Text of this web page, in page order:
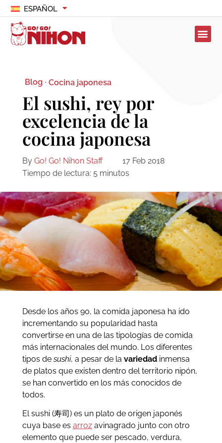
ESPAÑOL
Blog · Cocina japonesa
El sushi, rey por
excelencia de la
cocina japonesa
By Go! Go! Nihon Staff
17 Feb 2018
Tiempo de lectura: 5 minutos
Desde los años 90, la comida japonesa ha ido
incrementando su popularidad hasta
convertirse en una de las tipologías de comida
más internacionales del mundo. Los diferentes
tipos desushi, a pesar de la variedadinmensa
de platos que existen dentro del territorio nipón,
se han convertido en los más conocidos de
todos.
El sushi (寿司) es un plato de origen japonés
cuya base es arrozavinagrado junto con otro
elemento que puede ser pescado, verdura,